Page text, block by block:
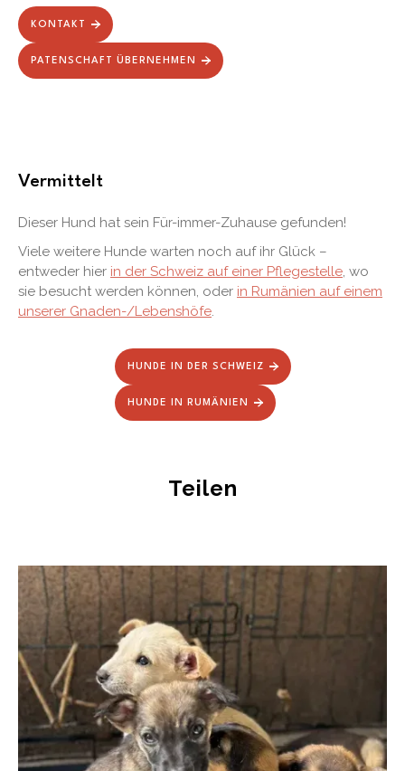
KONTAKT
PATENSCHAFT ÜBERNEHMEN
Vermittelt
Dieser Hund hat sein Für-immer-Zuhause gefunden!
Viele weitere Hunde warten noch auf ihr Glück –
entweder hier in der Schweiz auf einer Pflegestelle, wo
sie besucht werden können, oder in Rumänien auf einem
unserer Gnaden-/Lebenshöfe.
HUNDE IN DER SCHWEIZ
HUNDE IN RUMÄNIEN
Teilen